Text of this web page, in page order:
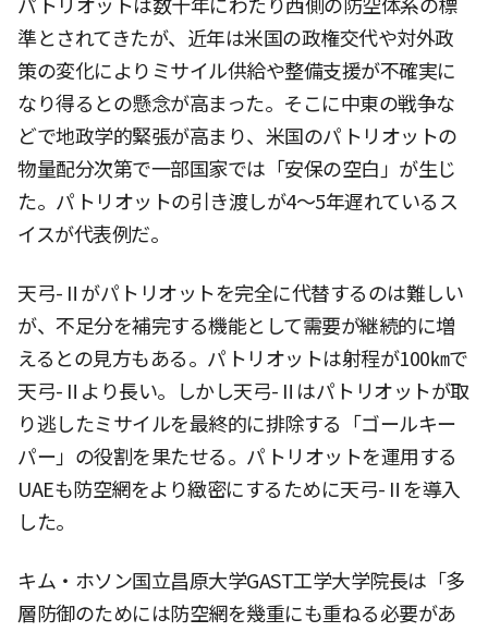
パトリオットは数十年にわたり西側の防空体系の標
準とされてきたが、近年は米国の政権交代や対外政
策の変化によりミサイル供給や整備支援が不確実に
なり得るとの懸念が高まった。そこに中東の戦争な
どで地政学的緊張が高まり、米国のパトリオットの
物量配分次第で一部国家では「安保の空白」が生じ
た。パトリオットの引き渡しが4〜5年遅れているス
イスが代表例だ。
天弓-Ⅱがパトリオットを完全に代替するのは難しい
が、不足分を補完する機能として需要が継続的に増
えるとの見方もある。パトリオットは射程が100㎞で
天弓-Ⅱより長い。しかし天弓-Ⅱはパトリオットが取
り逃したミサイルを最終的に排除する「ゴールキー
パー」の役割を果たせる。パトリオットを運用する
UAEも防空網をより緻密にするために天弓-Ⅱを導入
した。
キム・ホソン国立昌原大学GAST工学大学院長は「多
層防御のためには防空網を幾重にも重ねる必要があ